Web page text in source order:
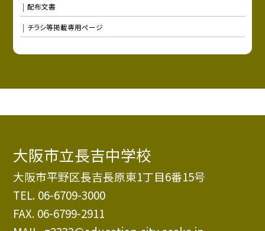
配布文書
チラシ等掲載専用ページ
大阪市立長吉中学校
大阪市平野区長吉長原東1丁目6番15号
TEL. 06-6709-3000
FAX. 06-6799-2911